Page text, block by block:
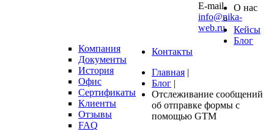
E-mail
info@nika-
web.ru
О нас
Компания
Документы
История
Офис
Сертификаты
Клиенты
Отзывы
FAQ
Кейсы
Блог
Контакты
Главная |
Блог |
Отслеживание сообщений
об отправке формы с
помощью GTM